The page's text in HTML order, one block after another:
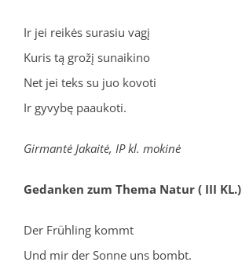
Ir jei reikės surasiu vagį
Kuris tą grožį sunaikino
Net jei teks su juo kovoti
Ir gyvybę paaukoti.
Girmantė Jakaitė, IP kl. mokinė
Gedanken zum Thema Natur ( III KL.)
Der Frühling kommt
Und mir der Sonne uns bombt.